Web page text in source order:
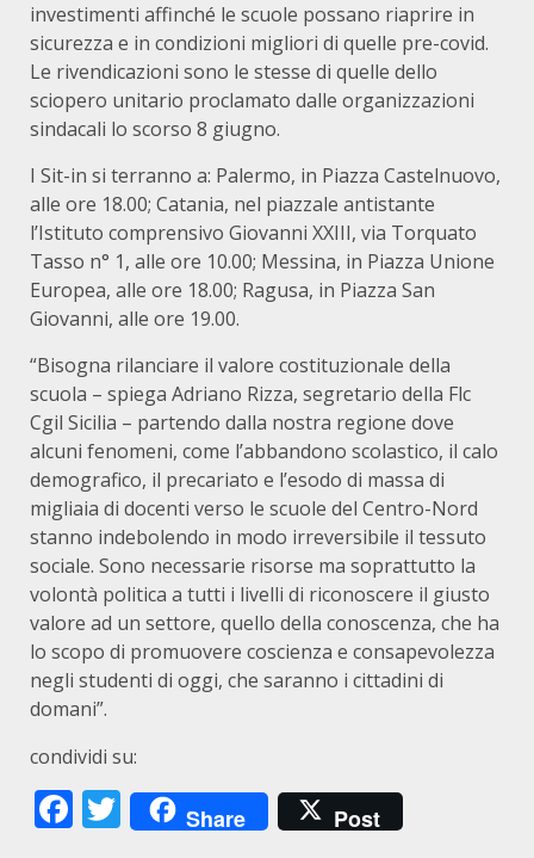
investimenti affinché le scuole possano riaprire in
sicurezza e in condizioni migliori di quelle pre-covid.
Le rivendicazioni sono le stesse di quelle dello
sciopero unitario proclamato dalle organizzazioni
sindacali lo scorso 8 giugno.
I Sit-in si terranno a: Palermo, in Piazza Castelnuovo,
alle ore 18.00; Catania, nel piazzale antistante
l’Istituto comprensivo Giovanni XXIII, via Torquato
Tasso n° 1, alle ore 10.00; Messina, in Piazza Unione
Europea, alle ore 18.00; Ragusa, in Piazza San
Giovanni, alle ore 19.00.
“Bisogna rilanciare il valore costituzionale della
scuola – spiega Adriano Rizza, segretario della Flc
Cgil Sicilia – partendo dalla nostra regione dove
alcuni fenomeni, come l’abbandono scolastico, il calo
demografico, il precariato e l’esodo di massa di
migliaia di docenti verso le scuole del Centro-Nord
stanno indebolendo in modo irreversibile il tessuto
sociale. Sono necessarie risorse ma soprattutto la
volontà politica a tutti i livelli di riconoscere il giusto
valore ad un settore, quello della conoscenza, che ha
lo scopo di promuovere coscienza e consapevolezza
negli studenti di oggi, che saranno i cittadini di
domani”.
condividi su:
Facebook
Twitter
Share Post